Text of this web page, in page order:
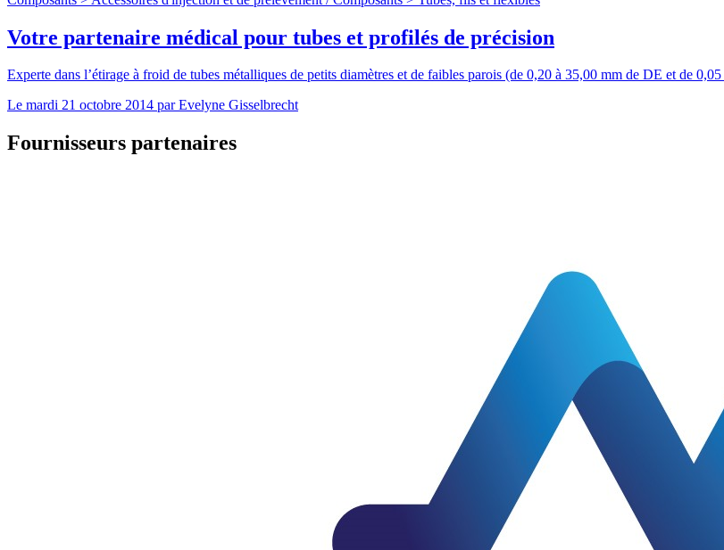
Votre partenaire médical pour tubes et profilés de précision
Experte dans l’étirage à froid de tubes métalliques de petits diamètres et de faibles parois (de 0,20 à 35,00 mm de DE et de
Le mardi 21 octobre 2014 parEvelyne Gisselbrecht
Fournisseurs partenaires